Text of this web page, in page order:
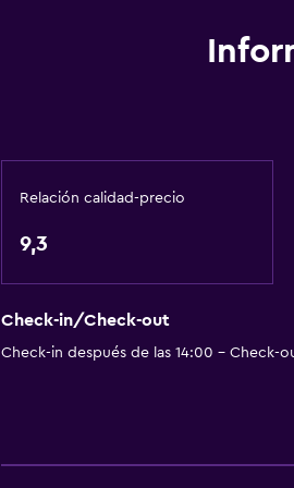
Relación calidad-precio
9,3
Check-in/Check-out
Check-in después de las 14:00 - Check-